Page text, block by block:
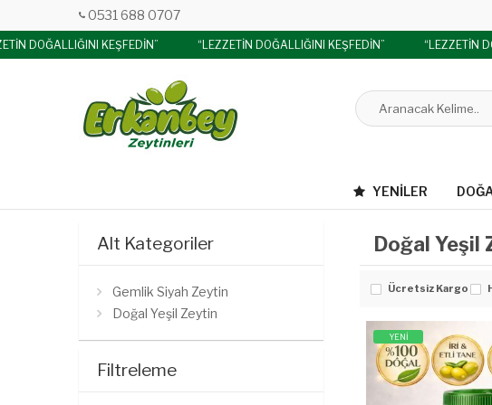
0531 688 0707
DOĞALLIĞINI KEŞFEDİN” “LEZZETİN DOĞALLIĞINI KEŞFEDİN” “LEZZETİN
YENILER
Alt Kategoriler
Gemlik Siyah Zeytin
Doğal Yeşil Zeytin
Filtreleme
Doğal Yeşil
Ücretsiz Kargo
YENİ